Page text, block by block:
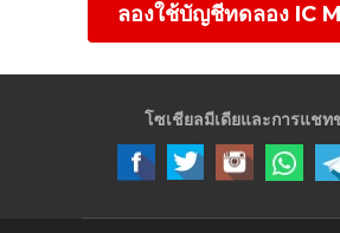
ลองใช้บัญชีทดลอง IC
โซเชียลมีเดียและการแชท